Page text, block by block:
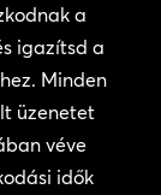
a
igazítsd a
Minden
üzenetet
véve
idők